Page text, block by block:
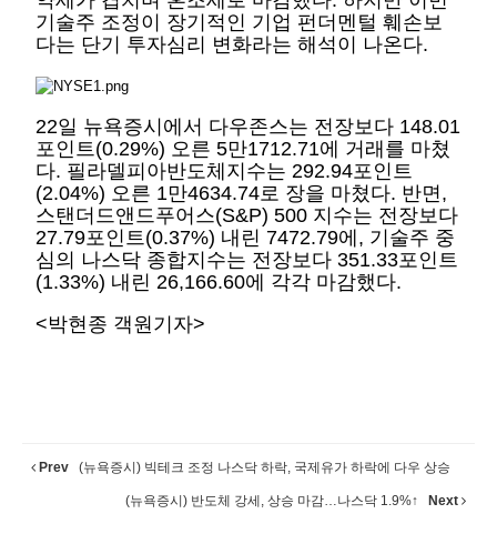
기술주 조정이 장기적인 기업 펀더멘털 훼손보
다는 단기 투자심리 변화라는 해석이 나온다.
22일 뉴욕증시에서 다우존스는 전장보다 148.01
포인트(0.29%) 오른 5만1712.71에 거래를 마쳤
다. 필라델피아반도체지수는 292.94포인트
(2.04%) 오른 1만4634.74로 장을 마쳤다. 반면,
스탠더드앤드푸어스(S&P) 500 지수는 전장보다
27.79포인트(0.37%) 내린 7472.79에, 기술주 중
심의 나스닥 종합지수는 전장보다 351.33포인트
(1.33%) 내린 26,166.60에 각각 마감했다.
<박현종 객원기자>
Prev (뉴욕증시) 빅테크 조정 나스닥 하락, 국제유가 하락에 다우 상승
(뉴욕증시) 반도체 강세, 상승 마감…나스닥 1.9%↑ Next